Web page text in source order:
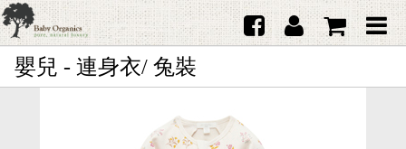
首頁
日本品牌育兒配件
嬰兒 - 連身衣/ 兔裝